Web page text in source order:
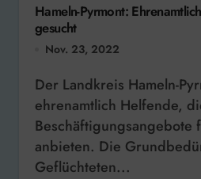
Hameln-Pyrmont:
gesucht
Nov. 23, 2022
Der Landkreis Hameln-Pyrmont sucht
ehrenamtlich Helfende,
Beschäftigungsangebote
anbieten. Die
Geflüchteten...